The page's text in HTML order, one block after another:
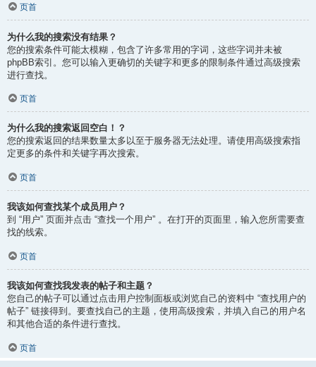
页首
为什么我的搜索没有结果？
您的搜索条件可能太模糊，包含了许多常用的字词，这些字词并未被
phpBB索引。您可以输入更确切的关键字和更多的限制条件通过高级搜索
进行查找。
页首
为什么我的搜索返回空白！？
您的搜索返回的结果数量太多以至于服务器无法处理。请使用高级搜索指
定更多的条件和关键字再次搜索。
页首
我该如何查找某个成员用户？
到 “用户” 页面并点击 “查找一个用户” 。在打开的页面里，输入您所需要查
找的线索。
页首
我该如何查找我发表的帖子和主题？
您自己的帖子可以通过点击用户控制面板或浏览自己的资料中 “查找用户的
帖子” 链接得到。要查找自己的主题，使用高级搜索，并填入自己的用户名
和其他合适的条件进行查找。
页首